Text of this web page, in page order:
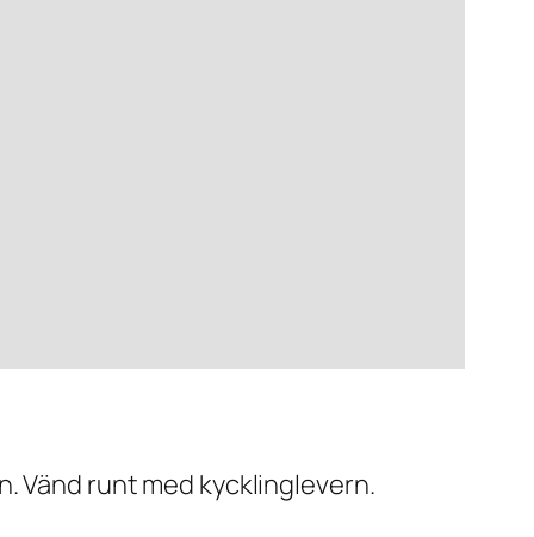
Vänd runt med kycklinglevern.